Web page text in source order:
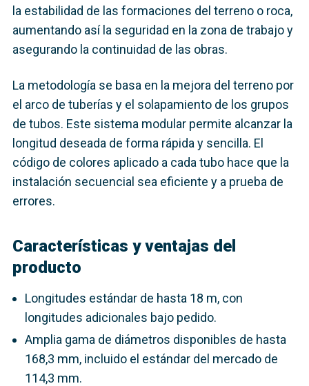
la estabilidad de las formaciones del terreno o roca,
aumentando así la seguridad en la zona de trabajo y
asegurando la continuidad de las obras.
La metodología se basa en la mejora del terreno por
el arco de tuberías y el solapamiento de los grupos
de tubos. Este sistema modular permite alcanzar la
longitud deseada de forma rápida y sencilla. El
código de colores aplicado a cada tubo hace que la
instalación secuencial sea eficiente y a prueba de
errores.
Características y ventajas del
producto
Longitudes estándar de hasta 18 m, con
longitudes adicionales bajo pedido.
Amplia gama de diámetros disponibles de hasta
168,3 mm, incluido el estándar del mercado de
114,3 mm.